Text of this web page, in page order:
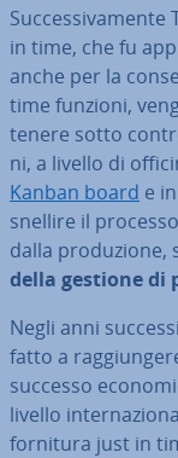
in time, che fu
anche per la
time funzioni,
tenere sotto
ni, a livello di
Kanban board e
snellire il
dalla pro­du­zio­ne,
della gestione di
Negli anni
fatto a
successo
livello
fornitura just in